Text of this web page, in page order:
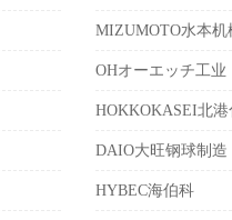
MIZUMOTO水本机
OHオーエッチ工业
HOKKOKASEI北港
DAIO大旺钢球制造
HYBEC海伯科